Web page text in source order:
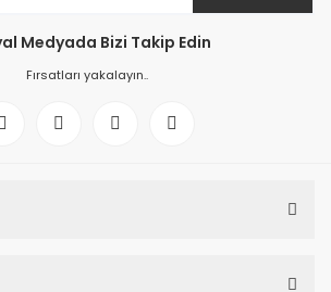
Medyada Bizi Takip Edin
Fırsatları yakalayın..